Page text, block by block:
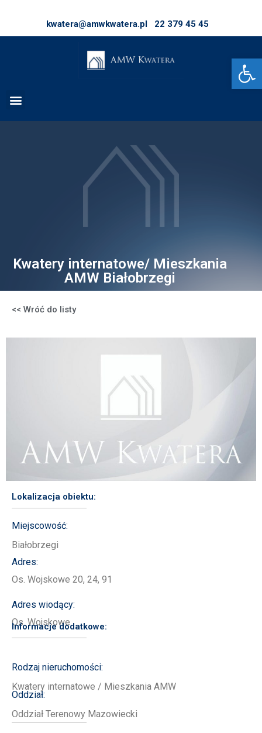
kwatera@amwkwatera.pl 22 379 45 45
Kwatery internatowe/ Mieszkania
AMW Białobrzegi
<< Wróć do listy
Lokalizacja obiektu:
Miejscowość:
Białobrzegi
Adres:
Os. Wojskowe 20, 24, 91
Adres wiodący:
Os. Wojskowe
Informacje dodatkowe:
Rodzaj nieruchomości:
Kwatery internatowe / Mieszkania AMW
Oddział:
Oddział Terenowy Mazowiecki